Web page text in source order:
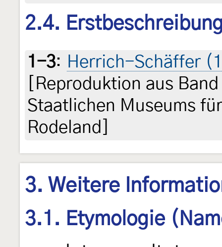
2.4.
1-3: Herrich-Schäffer
[Reproduktion aus
Staatlichen Museums
Rodeland]
3. Weitere
3.1. Etymologie